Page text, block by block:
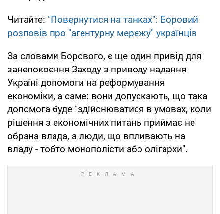
Читайте: "Повернутися на танках": Боровий
розповів про "агентурну мережу" українців
За словами Борового, є ще один привід для
занепокоєння Заходу з приводу надання
Україні допомоги на реформування
економіки, а саме: вони допускають, що така
допомога буде "здійснюватися в умовах, коли
рішення з економічних питань приймає не
обрана влада, а люди, що впливають на
владу - тобто монополісти або олігархи".